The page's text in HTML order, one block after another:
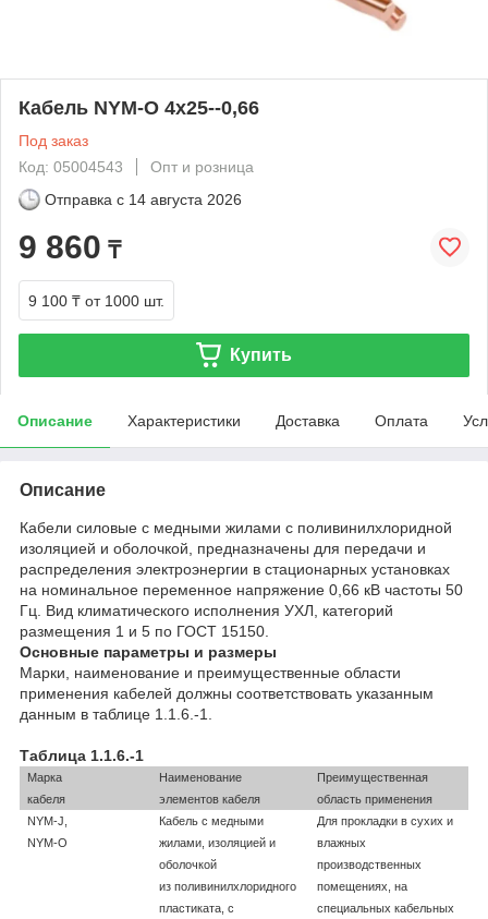
Кабель NYM-O 4x25--0,66
Под заказ
Код: 05004543
Опт и розница
Отправка с 14 августа 2026
9 860 ₸
9 100 ₸ от 1000 шт.
Купить
Описание Характеристики Доставка Оплата
Описание
Кабели силовые с медными жилами с поливинилхлоридной
изоляцией и оболочкой, предназначены для передачи и
распределения электроэнергии в стационарных установках
на номинальное переменное напряжение 0,66 кВ частоты 50
Гц. Вид климатического исполнения УХЛ, категорий
размещения 1 и 5 по ГОСТ 15150.
Основные параметры и размеры
Марки, наименование и преимущественные области
применения кабелей должны соответствовать указанным
данным в таблице 1.1.6.-1.
Таблица 1.1.6.-1
Марка
кабеля
Наименование
элементов кабеля
Преимущественная
область применения
NYM-J,
NYM-O
Кабель с медными
жилами, изоляцией и
оболочкой
из поливинилхлоридного
пластиката, с
Для прокладки в сухих и
влажных
производственных
помещениях, на
специальных кабельных